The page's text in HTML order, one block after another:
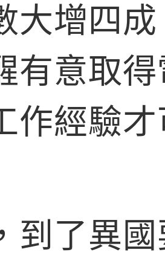
大增四
有意取
作經驗
到了異